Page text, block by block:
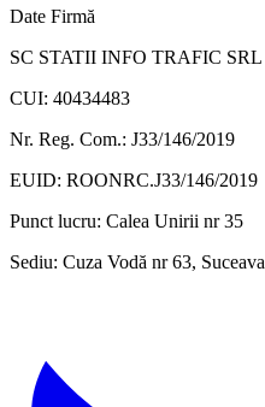
Date Firmă
SC STATII INFO TRAFIC SRL
CUI: 40434483
Nr. Reg. Com.: J33/146/2019
EUID: ROONRC.J33/146/2019
Punct lucru: Calea Unirii nr 35
Sediu: Cuza Vodă nr 63, Suceava